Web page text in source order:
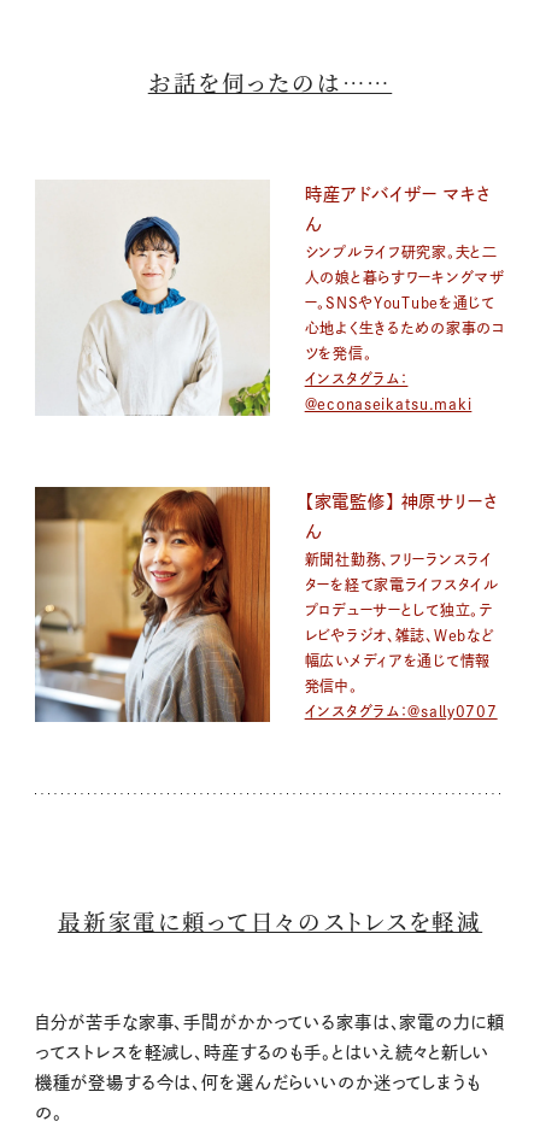
お話を伺ったのは……
時産アドバイザー マキさ
ん
シンプルライフ研究家。夫と二
人の娘と暮らすワーキングマザ
ー。SNSやYouTubeを通じて
心地よく生きるための家事のコ
ツを発信。
インスタグラム：
@econaseikatsu.maki
【家電監修】 神原サリーさ
ん
新聞社勤務、フリーランスライ
ターを経て家電ライフスタイル
プロデューサーとして独立。テ
レビやラジオ、雑誌、Webなど
幅広いメディアを通じて情報
発信中。
インスタグラム：@sally0707
最新家電に頼って日々のストレスを軽減
自分が苦手な家事、手間がかかっている家事は、家電の力に頼
ってストレスを軽減し、時産するのも手。とはいえ続々と新しい
機種が登場する今は、何を選んだらいいのか迷ってしまうも
の。